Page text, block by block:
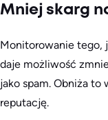
Mniej skarg
Monitorowanie tego,
daje możliwość
jako spam. Obniża to
reputację.